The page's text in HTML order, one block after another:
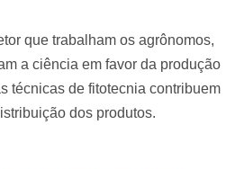
que trabalham os agrônomos,
a ciência em favor da produção
técnicas de fitotecnia contribuem
dos produtos.